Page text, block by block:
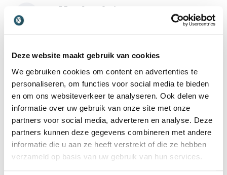
Deze website maakt gebruik van cookies
We gebruiken cookies om content en advertenties te
personaliseren, om functies voor social media te bieden
en om ons websiteverkeer te analyseren. Ook delen we
informatie over uw gebruik van onze site met onze
partners voor social media, adverteren en analyse. Deze
partners kunnen deze gegevens combineren met andere
informatie die u aan ze heeft verstrekt of die ze hebben
verzameld op basis van uw gebruik van hun services.
Het besluit staat vast.
Waar ik jullie input voor
hebben om dit goed te
laten werken.
Die eerlijkheid blijkt vaak effectiever dan
eindeloze pogingen om draagvlak te creëren.
Wat nemen deelnemers mee uit een
lezing van Eva Bos?